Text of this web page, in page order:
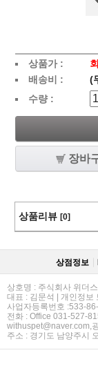
상품가 :
배송비 :
(
수량 :
장바
상품리뷰 [0]
상점정보
상호명 : 주식회사 위더스
대표 : 김문석 | 개인정보
사업자등록번호 :533-
전화 : Office 031-527-
withuspet@naver.com,
주소 : 경기도 남양주시